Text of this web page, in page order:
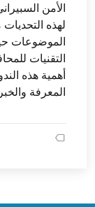
الأمن
لهذه
الموضوعات
التقنيات
أهمية هذه
المعرفة